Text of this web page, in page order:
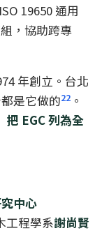
19650 通用
，協助跨專
年創立。台北
是它做的22 。
把 EGC 列為全
中心
工程學系謝尚賢